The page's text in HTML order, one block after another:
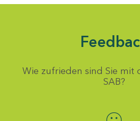
Wie zufrieden sind Sie mit
SAB?